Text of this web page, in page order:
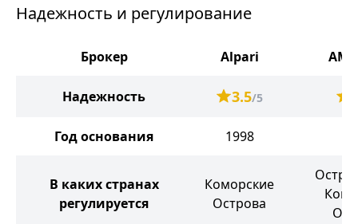
Надежность и регулирование
Брокер Alpari
Надежность 3.5/5
Год основания 1998
В каких странах
регулируется
Коморские
Острова